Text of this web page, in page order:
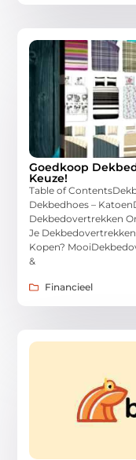
Goedkoop
Keuze!
Table of
Dekbedhoes –
Dekbedovertrekken
Je
Kopen?
&
Financieel